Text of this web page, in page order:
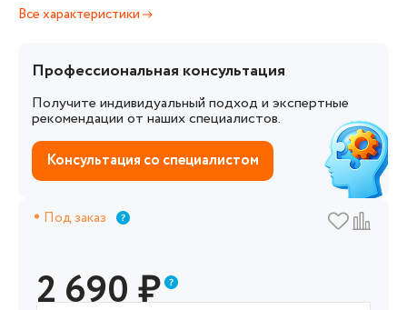
Все характеристики
Профессиональная консультация
Получите индивидуальный подход и экспертные
рекомендации от наших специалистов.
Консультация со специалистом
Под заказ
2 690₽